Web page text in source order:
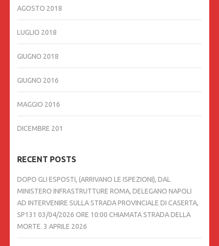
AGOSTO 2018
LUGLIO 2018
GIUGNO 2018
GIUGNO 2016
MAGGIO 2016
DICEMBRE 201
RECENT POSTS
DOPO GLI ESPOSTI, (ARRIVANO LE ISPEZIONI), DAL
MINISTERO INFRASTRUTTURE ROMA, DELEGANO NAPOLI
AD INTERVENIRE SULLA STRADA PROVINCIALE DI CASERTA,
SP131 03/04/2026 ORE 10:00 CHIAMATA STRADA DELLA
MORTE. 3 APRILE 2026